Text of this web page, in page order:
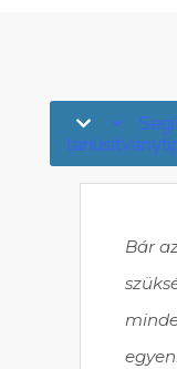
Bár